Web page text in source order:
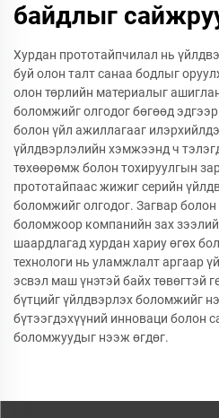
байдлыг
Хурдан прототайпчилал нь
буй олон талт санаа бодлыг
олон төрлийн материалыг
боломжийг олгодог бөгөөд
болон үйл ажиллагааг
үйлдвэрлэлийн хэмжээнд ч
төхөөрөмж болон тохируулгын
прототайпаас жижиг серийн
боломжийг олгодог. Загвар
боломжоор компанийн зах
шаардлагад хурдан хариу өгөх
технологи нь уламжлалт аргаар
эсвэл маш үнэтэй байх төвөгтэй
бүтцийг үйлдвэрлэх боломжийг
бүтээгдэхүүний инноваци болон
боломжуудыг нээж өгдөг.